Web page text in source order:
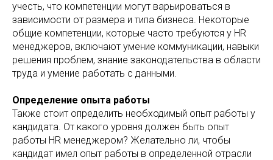
учесть, что компетенции могут варьироваться в
зависимости от размера и типа бизнеса. Некоторые
общие компетенции, которые часто требуются у HR
менеджеров, включают умение коммуникации, навыки
решения проблем, знание законодательства в области
труда и умение работать с данными.
Определение опыта работы
Также стоит определить необходимый опыт работы у
кандидата. От какого уровня должен быть опыт
работы HR менеджером? Желательно ли, чтобы
кандидат имел опыт работы в определенной отрасли